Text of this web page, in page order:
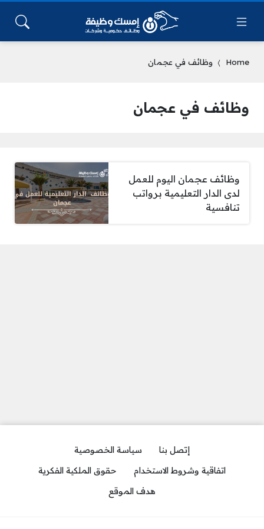
Home وظائف في عجمان
وظائف في عجمان
وظائف عجمان اليوم للعمل
لدى الدار التعليمية برواتب
تنافسية
إتصل بنا
سياسة الخصوصية
اتفاقية وشروط الاستخدام
حقوق الملكية الفكرية
هدف الموقع